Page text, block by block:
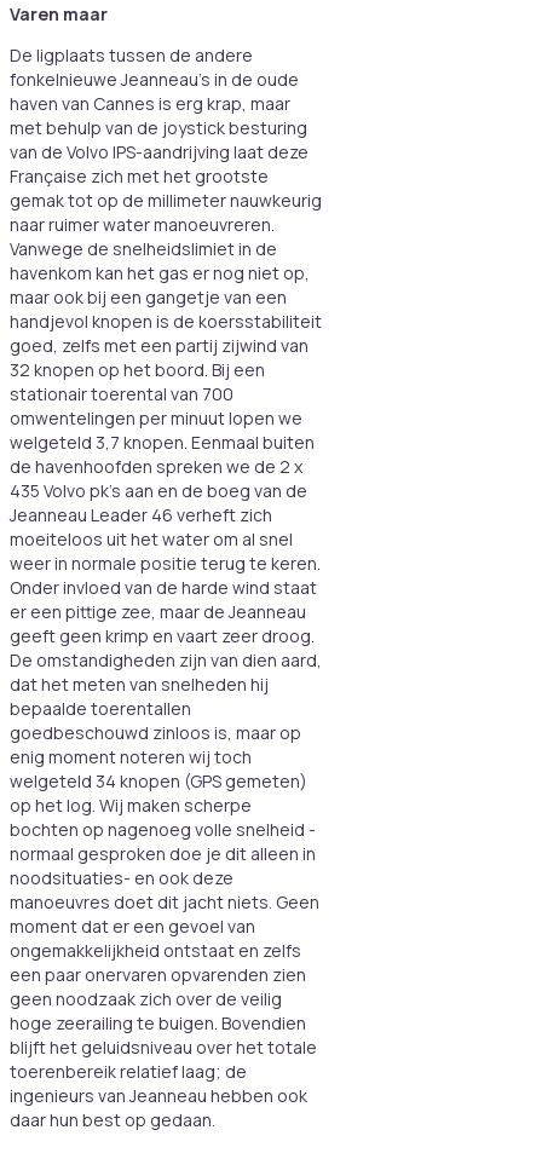
Varen maar
De ligplaats tussen de andere
fonkelnieuwe Jeanneau’s in de oude
haven van Cannes is erg krap, maar
met behulp van de joystick besturing
van de Volvo IPS-aandrijving laat deze
Française zich met het grootste
gemak tot op de millimeter nauwkeurig
naar ruimer water manoeuvreren.
Vanwege de snelheidslimiet in de
havenkom kan het gas er nog niet op,
maar ook bij een gangetje van een
handjevol knopen is de koersstabiliteit
goed, zelfs met een partij zijwind van
32 knopen op het boord. Bij een
stationair toerental van 700
omwentelingen per minuut lopen we
welgeteld 3,7 knopen. Eenmaal buiten
de havenhoofden spreken we de 2 x
435 Volvo pk’s aan en de boeg van de
Jeanneau Leader 46 verheft zich
moeiteloos uit het water om al snel
weer in normale positie terug te keren.
Onder invloed van de harde wind staat
er een pittige zee, maar de Jeanneau
geeft geen krimp en vaart zeer droog.
De omstandigheden zijn van dien aard,
dat het meten van snelheden hij
bepaalde toerentallen
goedbeschouwd zinloos is, maar op
enig moment noteren wij toch
welgeteld 34 knopen (GPS gemeten)
op het log. Wij maken scherpe
bochten op nagenoeg volle snelheid -
normaal gesproken doe je dit alleen in
noodsituaties- en ook deze
manoeuvres doet dit jacht niets. Geen
moment dat er een gevoel van
ongemakkelijkheid ontstaat en zelfs
een paar onervaren opvarenden zien
geen noodzaak zich over de veilig
hoge zeerailing te buigen. Bovendien
blijft het geluidsniveau over het totale
toerenbereik relatief laag; de
ingenieurs van Jeanneau hebben ook
daar hun best op gedaan.